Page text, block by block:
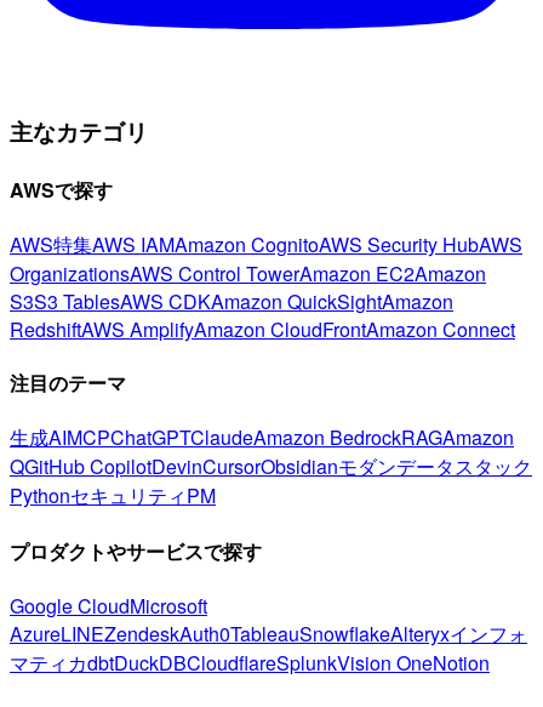
主なカテゴリ
AWSで探す
AWS特集AWS IAMAmazon CognitoAWS Security HubAWS
OrganizationsAWS Control TowerAmazon EC2Amazon
S3S3 TablesAWS CDKAmazon QuickSightAmazon
RedshiftAWS AmplifyAmazon CloudFrontAmazon Connect
注目のテーマ
生成AIMCPChatGPTClaudeAmazon BedrockRAGAmazon
QGitHub CopilotDevinCursorObsidianモダンデータスタック
PythonセキュリティPM
プロダクトやサービスで探す
Google CloudMicrosoft
AzureLINEZendeskAuth0TableauSnowflakeAlteryxインフォ
マティカdbtDuckDBCloudflareSplunkVision OneNotion